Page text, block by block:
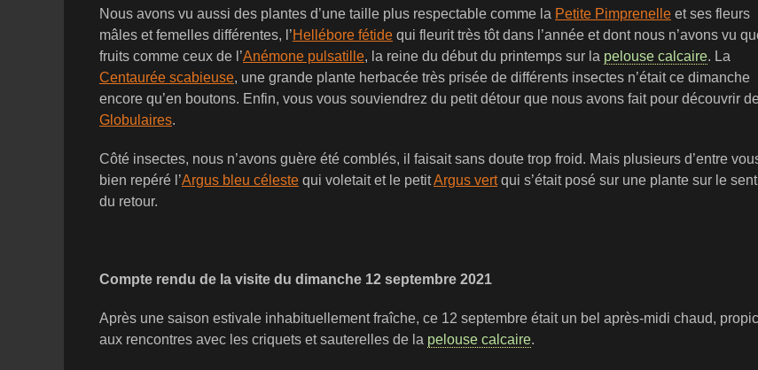
Nous avons vu aussi des plantes d’une taille plus respectable comme la Petite Pimprenelle et ses fleurs
mâles et femelles différentes, l’Hellébore fétide qui fleurit très tôt dans l’année et dont nous n’avons vu
fruits comme ceux de l’Anémone pulsatille, la reine du début du printemps sur la pelouse calcaire. La
Centaurée scabieuse, une grande plante herbacée très prisée de différents insectes n’était ce dimanche
encore qu’en boutons. Enfin, vous vous souviendrez du petit détour que nous avons fait pour découvrir
Globulaires.
Côté insectes, nous n’avons guère été comblés, il faisait sans doute trop froid. Mais plusieurs d’entre
bien repéré l’Argus bleu céleste qui voletait et le petitArgus vertqui s’était posé sur une plante sur le
du retour.
Compte rendu de la visite du dimanche 12 septembre 2021
Après une saison estivale inhabituellement fraîche, ce 12 septembre était un bel après-midi chaud,
aux rencontres avec les criquets et sauterelles de la pelouse calcaire.